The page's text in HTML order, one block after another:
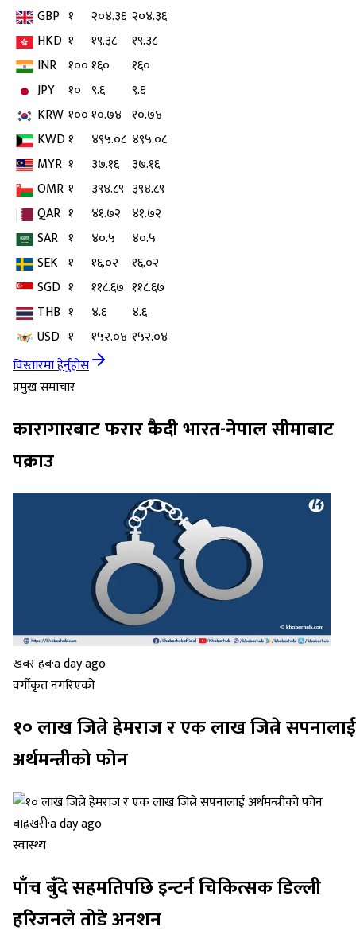
GBP १ २०४.३६ २०४.३६
HKD १ १९.३८
१९.३८
INR १००१६०
१६०
JPY
१० ९.६
९.६
KRW १००१०.७४ १०.७४
KWD१ ४९५.०८ ४९५.०८
MYR १ ३७.१६
३७.१६
OMR १ ३९४.८९ ३९४.८९
QAR १ ४१.७२ ४१.७२
SAR १ ४०.५
४०.५
SEK १ १६.०२
१६.०२
SGD १ ११८.६७ ११८.६७
THB १ ४.६
४.६
USD १ १५२.०४ १५२.०४
विस्तारमा हेर्नुहोस
प्रमुख समाचार
कारागारबाट फरार कैदी भारत-नेपाल सीमाबाट
पक्राउ
खबर हब·a day ago
वर्गीकृत नगरिएको
१० लाख जित्ने हेमराज र एक लाख जित्ने सपनालाई
अर्थमन्त्रीको फोन
बाह्रखरी·a day ago
स्वास्थ्य
पाँच बुँदे सहमतिपछि इन्टर्न चिकित्सक डिल्ली
हरिजनले तोडे अनशन